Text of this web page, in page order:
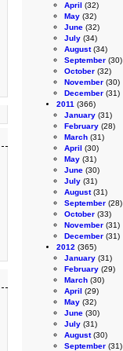
April (32)
May (32)
June (32)
July (34)
August(34)
September (30)
October (32)
November (30)
December (31)
2011 (366)
January (31)
February (28)
March (31)
April (30)
May (31)
June (30)
July (31)
August(31)
September (28)
October (33)
November (31)
December (31)
2012 (365)
January (31)
February (29)
March (30)
April (29)
May (32)
June (30)
July (31)
August(30)
September (31)